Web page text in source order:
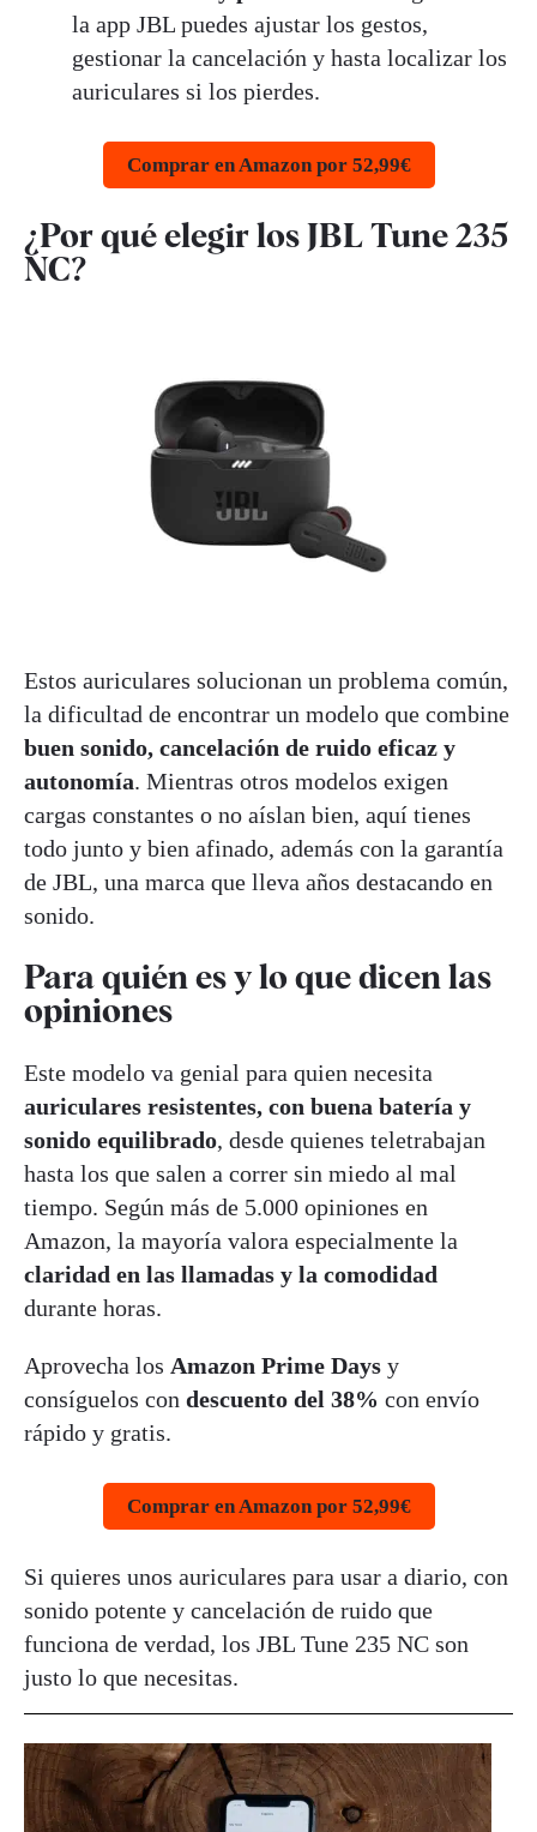
la app JBL puedes ajustar los gestos,
gestionar la cancelación y hasta localizar los
auriculares si los pierdes.
Comprar en Amazon por 52,99€
¿Por qué elegir los JBL Tune 235
NC?
Estos auriculares solucionan un problema común,
la dificultad de encontrar un modelo que combine
buen sonido, cancelación de ruido eficaz y
autonomía. Mientras otros modelos exigen
cargas constantes o no aíslan bien, aquí tienes
todo junto y bien afinado, además con la garantía
de JBL, una marca que lleva años destacando en
sonido.
Para quién es y lo que dicen las
opiniones
Este modelo va genial para quien necesita
auriculares resistentes, con buena batería y
sonido equilibrado, desde quienes teletrabajan
hasta los que salen a correr sin miedo al mal
tiempo. Según más de 5.000 opiniones en
Amazon, la mayoría valora especialmente la
claridad en las llamadas y la comodidad
durante horas.
Aprovecha los Amazon Prime Days y
consíguelos con descuento del 38% con envío
rápido y gratis.
Comprar en Amazon por 52,99€
Si quieres unos auriculares para usar a diario, con
sonido potente y cancelación de ruido que
funciona de verdad, los JBL Tune 235 NC son
justo lo que necesitas.